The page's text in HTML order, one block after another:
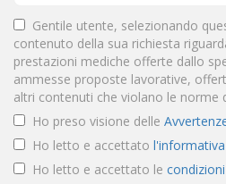
Gentile utente, selezionando
contenuto della sua richiesta
prestazioni mediche offerte dallo
ammesse proposte lavorative,
altri contenuti che violano le norme
Ho preso visione delle
Ho letto e accettato
Ho letto e accettato le